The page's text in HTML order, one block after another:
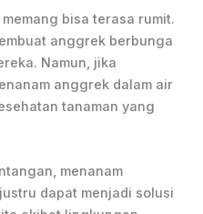
bisa terasa rumit.
anggrek berbunga
Namun, jika
anggrek dalam air
tanaman yang
menanam
dapat menjadi solusi